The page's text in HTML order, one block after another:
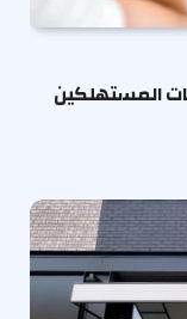
المستهلكين